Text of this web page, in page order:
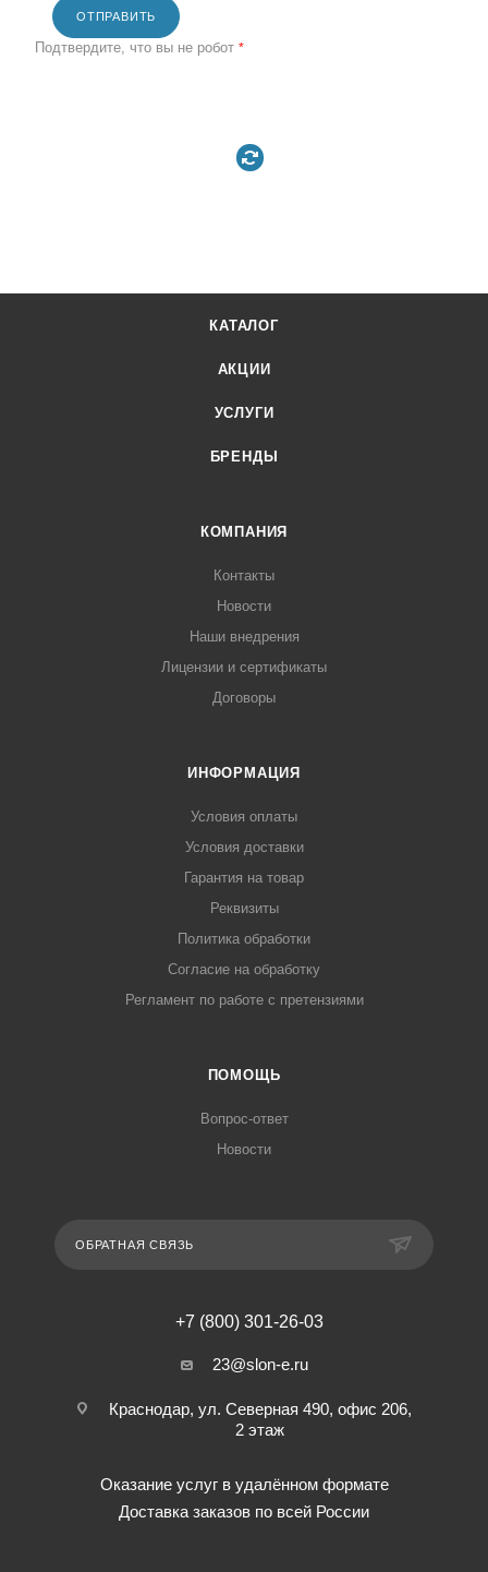
ОТПРАВИТЬ
Подтвердите, что вы не робот *
КАТАЛОГ
АКЦИИ
УСЛУГИ
БРЕНДЫ
КОМПАНИЯ
Контакты
Новости
Наши внедрения
Лицензии и сертификаты
Договоры
ИНФОРМАЦИЯ
Условия оплаты
Условия доставки
Гарантия на товар
Реквизиты
Политика обработки
Согласие на обработку
Регламент по работе с претензиями
ПОМОЩЬ
Вопрос-ответ
Новости
ОБРАТНАЯ СВЯЗЬ
+7 (800) 301-26-03
23@slon-e.ru
Краснодар, ул. Северная 490, офис 206,
2 этаж
Оказание услуг в удалённом формате
Доставка заказов по всей России